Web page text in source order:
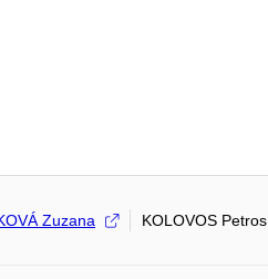
Zuzana
KOLOVOS Petros